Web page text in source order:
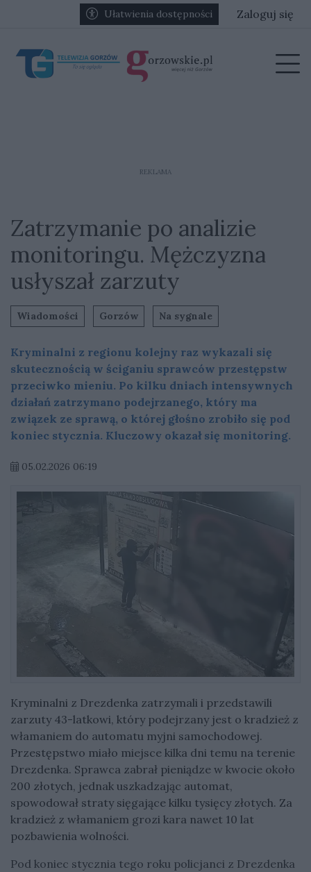
Przejdź do głównych treści
Przejdź do głównego menuUłatwienia dostępności Zaloguj się
REKLAMA
Zatrzymanie po analizie
monitoringu. Mężczyzna
usłyszał zarzuty
Wiadomości Gorzów Na sygnale
Kryminalni z regionu kolejny raz wykazali się
skutecznością w ściganiu sprawców przestępstw
przeciwko mieniu. Po kilku dniach intensywnych
działań zatrzymano podejrzanego, który ma
związek ze sprawą, o której głośno zrobiło się pod
koniec stycznia. Kluczowy okazał się monitoring.
05.02.2026 06:19
Kryminalni z Drezdenka zatrzymali i przedstawili
zarzuty 43-latkowi, który podejrzany jest o kradzież z
włamaniem do automatu myjni samochodowej.
Przestępstwo miało miejsce kilka dni temu na terenie
Drezdenka. Sprawca zabrał pieniądze w kwocie około
200 złotych, jednak uszkadzając automat,
spowodował straty sięgające kilku tysięcy złotych. Za
kradzież z włamaniem grozi kara nawet 10 lat
pozbawienia wolności.
Pod koniec stycznia tego roku policjanci z Drezdenka